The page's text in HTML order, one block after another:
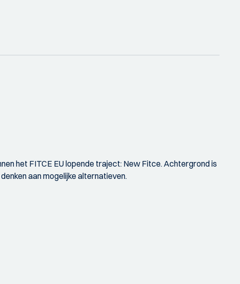
het FITCE EU lopende traject: New Fitce. Achtergrond is
aan mogelijke alternatieven.